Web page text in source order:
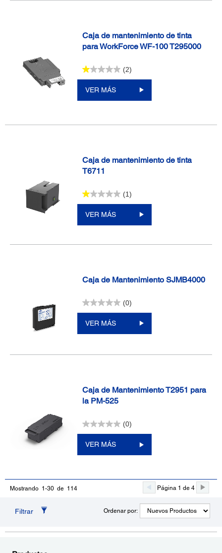
Caja de mantenimiento de tinta
para WorkForce WF-100 T295000
(2)
VER MÁS
Caja de mantenimiento de tinta
T6711
(1)
VER MÁS
Caja de Mantenimiento SJMB4000
(0)
VER MÁS
Caja de Mantenimiento T2951 para
la PM-525
(0)
VER MÁS
Mostrando 1-30 de 114 Página 1 de 4
Filtrar Ordenar por: